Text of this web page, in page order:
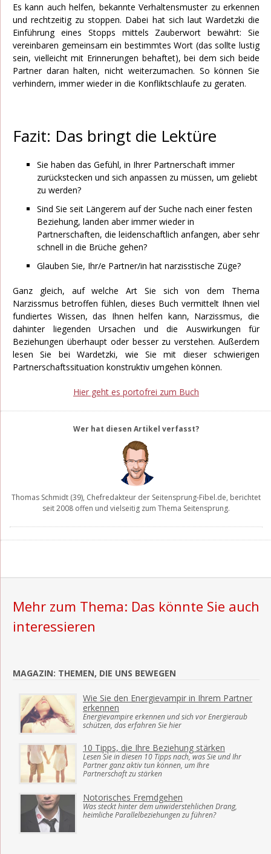
Es kann auch helfen, bekannte Verhaltensmuster zu erkennen
und rechtzeitig zu stoppen. Dabei hat sich laut Wardetzki die
Einführung eines Stopps mittels Zauberwort bewährt: Sie
vereinbaren gemeinsam ein bestimmtes Wort (das sollte lustig
sein, vielleicht mit Erinnerungen behaftet), bei dem sich beide
Partner daran halten, nicht weiterzumachen. So können Sie
verhindern, immer wieder in die Konfliktschlaufe zu geraten.
Fazit: Das bringt die Lektüre
Sie haben das Gefühl, in Ihrer Partnerschaft immer
zurückstecken und sich anpassen zu müssen, um geliebt
zu werden?
Sind Sie seit Längerem auf der Suche nach einer festen
Beziehung, landen aber immer wieder in
Partnerschaften, die leidenschaftlich anfangen, aber sehr
schnell in die Brüche gehen?
Glauben Sie, Ihr/e Partner/in hat narzisstische Züge?
Ganz gleich, auf welche Art Sie sich von dem Thema
Narzissmus betroffen fühlen, dieses Buch vermittelt Ihnen viel
fundiertes Wissen, das Ihnen helfen kann, Narzissmus, die
dahinter liegenden Ursachen und die Auswirkungen für
Beziehungen überhaupt oder besser zu verstehen. Außerdem
lesen Sie bei Wardetzki, wie Sie mit dieser schwierigen
Partnerschaftssituation konstruktiv umgehen können.
Hier geht es portofrei zum Buch
Wer hat diesen Artikel verfasst?
Thomas Schmidt (39), Chefredakteur der Seitensprung-Fibel.de, berichtet
seit 2008 offen und vielseitig zum Thema Seitensprung.
Mehr zum Thema: Das könnte Sie auch
interessieren
MAGAZIN: THEMEN, DIE UNS BEWEGEN
Wie Sie den Energievampir in Ihrem Partner
erkennen
Energievampire erkennen und sich vor Energieraub
schützen, das erfahren Sie hier
10 Tipps, die Ihre Beziehung stärken
Lesen Sie in diesen 10 Tipps nach, was Sie und Ihr
Partner ganz aktiv tun können, um Ihre
Partnerschaft zu stärken
Notorisches Fremdgehen
Was steckt hinter dem unwiderstehlichen Drang,
heimliche Parallelbeziehungen zu führen?